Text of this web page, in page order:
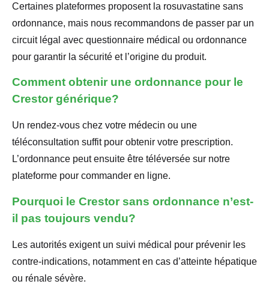
Certaines plateformes proposent la rosuvastatine sans
ordonnance, mais nous recommandons de passer par un
circuit légal avec questionnaire médical ou ordonnance
pour garantir la sécurité et l’origine du produit.
Comment obtenir une ordonnance pour le
Crestor générique?
Un rendez-vous chez votre médecin ou une
téléconsultation suffit pour obtenir votre prescription.
L’ordonnance peut ensuite être téléversée sur notre
plateforme pour commander en ligne.
Pourquoi le Crestor sans ordonnance n’est-
il pas toujours vendu?
Les autorités exigent un suivi médical pour prévenir les
contre-indications, notamment en cas d’atteinte hépatique
ou rénale sévère.